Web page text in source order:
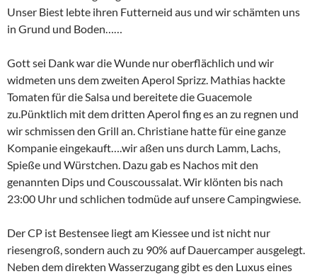
Unser Biest lebte ihren Futterneid aus und wir schämten uns
in Grund und Boden……
Gott sei Dank war die Wunde nur oberflächlich und wir
widmeten uns dem zweiten Aperol Sprizz. Mathias hackte
Tomaten für die Salsa und bereitete die Guacemole
zu.Pünktlich mit dem dritten Aperol fing es an zu regnen und
wir schmissen den Grill an. Christiane hatte für eine ganze
Kompanie eingekauft….wir aßen uns durch Lamm, Lachs,
Spieße und Würstchen. Dazu gab es Nachos mit den
genannten Dips und Couscoussalat. Wir klönten bis nach
23:00 Uhr und schlichen todmüde auf unsere Campingwiese.
Der CP ist Bestensee liegt am Kiessee und ist nicht nur
riesengroß, sondern auch zu 90% auf Dauercamper ausgelegt.
Neben dem direkten Wasserzugang gibt es den Luxus eines